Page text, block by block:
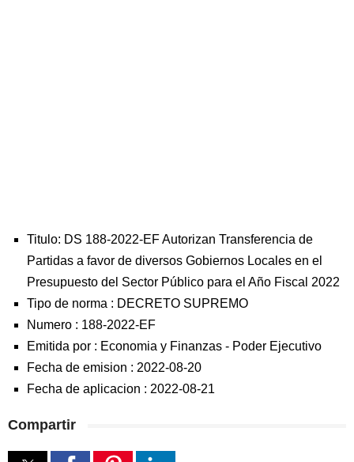
Titulo: DS 188-2022-EF Autorizan Transferencia de
Partidas a favor de diversos Gobiernos Locales en el
Presupuesto del Sector Público para el Año Fiscal 2022
Tipo de norma : DECRETO SUPREMO
Numero : 188-2022-EF
Emitida por : Economia y Finanzas - Poder Ejecutivo
Fecha de emision : 2022-08-20
Fecha de aplicacion : 2022-08-21
Compartir